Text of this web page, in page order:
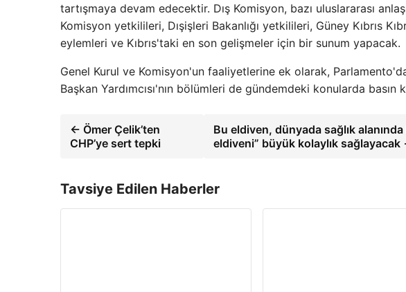
tartışmaya devam edecektir. Dış Komisyon, bazı uluslararası
Komisyon yetkilileri, Dışişleri Bakanlığı yetkilileri, Güney Kıbrıs
eylemleri ve Kıbrıs'taki en son gelişmeler için bir sunum yapacak.
Genel Kurul ve Komisyon'un faaliyetlerine ek olarak,
Başkan Yardımcısı'nın bölümleri de gündemdeki konularda
← Ömer Çelik’ten
CHP’ye sert tepki
Bu eldiven, dünyada sağlık
eldiveni” büyük kolaylık sağlayacak
Tavsiye Edilen Haberler